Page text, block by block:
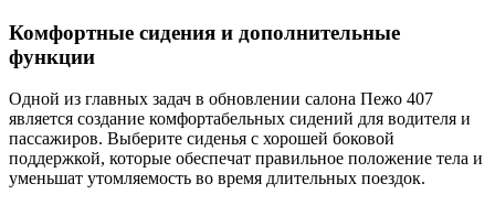
Комфортные сидения и дополнительные
функции
Одной из главных задач в обновлении салона Пежо 407
является создание комфортабельных сидений для водителя и
пассажиров. Выберите сиденья с хорошей боковой
поддержкой, которые обеспечат правильное положение тела и
уменьшат утомляемость во время длительных поездок.